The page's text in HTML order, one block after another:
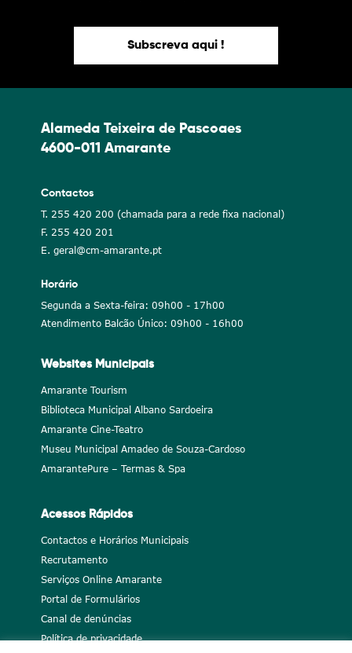
Subscreva aqui !
Alameda Teixeira de Pascoaes
4600-011 Amarante
Contactos
T. 255 420 200 (chamada para a rede fixa nacional)
F. 255 420 201
E. geral@cm-amarante.pt
Horário
Segunda a Sexta-feira: 09h00 - 17h00
Atendimento Balcão Único: 09h00 - 16h00
Websites Municipais
Amarante Tourism
Biblioteca Municipal Albano Sardoeira
Amarante Cine-Teatro
Museu Municipal Amadeo de Souza-Cardoso
AmarantePure – Termas & Spa
Acessos Rápidos
Contactos e Horários Municipais
Recrutamento
Serviços Online Amarante
Portal de Formulários
Canal de denúncias
Política de privacidade